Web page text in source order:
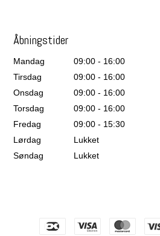
Åbningstider
Mandag
09:00 - 16:00
Tirsdag
09:00 - 16:00
Onsdag
09:00 - 16:00
Torsdag
09:00 - 16:00
Fredag
09:00 - 15:30
Lørdag
Lukket
Søndag
Lukket